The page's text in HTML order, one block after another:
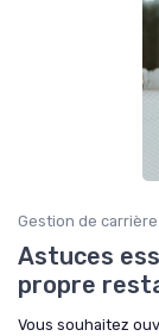
Gestion de carrière
Astuces
propre
Vous souhaitez